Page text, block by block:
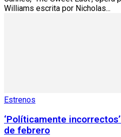
Williams escrita por Nicholas...
Estrenos
‘Políticamente
de febrero